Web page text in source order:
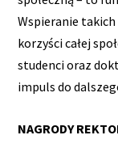
Wspieranie
korzyści całej
studenci oraz
impuls do
NAGRODY